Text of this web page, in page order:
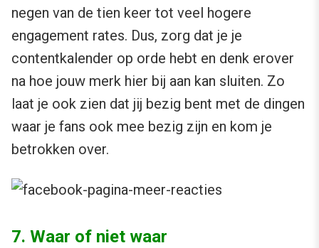
negen van de tien keer tot veel hogere
engagement rates. Dus, zorg dat je je
contentkalender op orde hebt en denk erover
na hoe jouw merk hier bij aan kan sluiten. Zo
laat je ook zien dat jij bezig bent met de dingen
waar je fans ook mee bezig zijn en kom je
betrokken over.
7. Waar of niet waar